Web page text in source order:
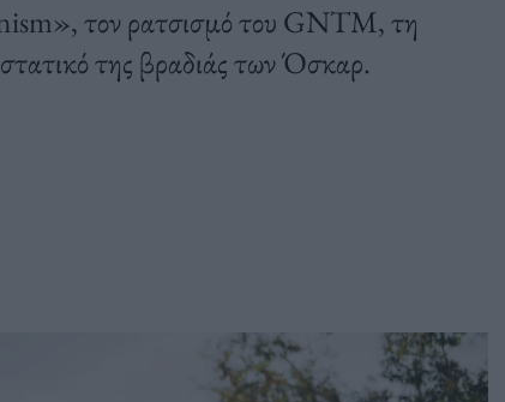
τον ρατσισμό του GNTM, τη
της βραδιάς των Όσκαρ.